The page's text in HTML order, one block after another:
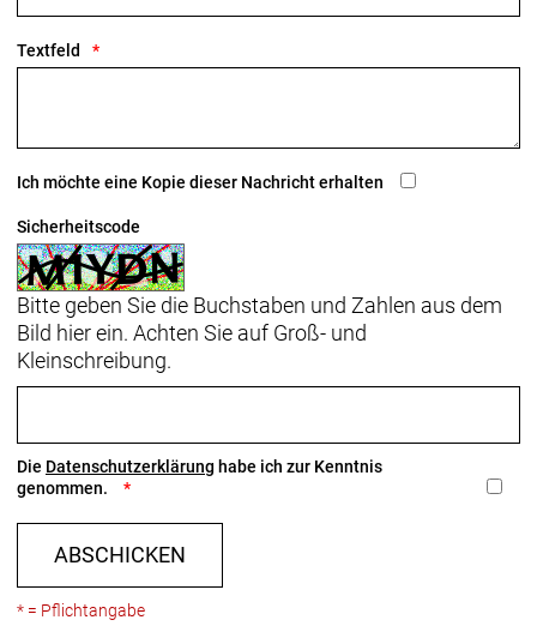
Textfeld
Ich möchte eine Kopie dieser Nachricht erhalten
Sicherheitscode
Bitte geben Sie die Buchstaben und Zahlen aus dem
Bild hier ein. Achten Sie auf Groß- und
Kleinschreibung.
Die Datenschutzerklärung habe ich zur Kenntnis
genommen.
ABSCHICKEN
* = Pflichtangabe